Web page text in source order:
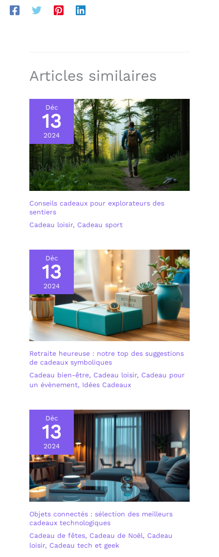
Articles similaires
Déc
13
2024
Conseils cadeaux pour explorateurs des
sentiers
Cadeau loisir, Cadeau sport
Déc
13
2024
Retraite heureuse : notre top des suggestions
de cadeaux symboliques
Cadeau bien-être, Cadeau loisir, Cadeau pour
un évènement, Idées Cadeaux
Déc
13
2024
Objets connectés : sélection des meilleurs
cadeaux technologiques
Cadeau de fêtes, Cadeau de Noël, Cadeau
loisir, Cadeau tech et geek